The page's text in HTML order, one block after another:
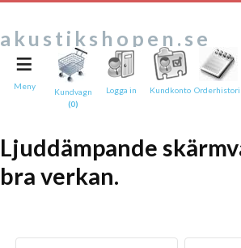
akustikshopen.se
Ljuddämpande
bra verkan.
≡
Meny
Kundvagn
(0)
Logga in Kundkonto
Tipsa en vän:
e-post*
Text